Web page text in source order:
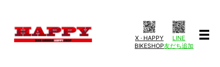
X · HAPPY
BIKESHOP
LINE
友だち追加
メ